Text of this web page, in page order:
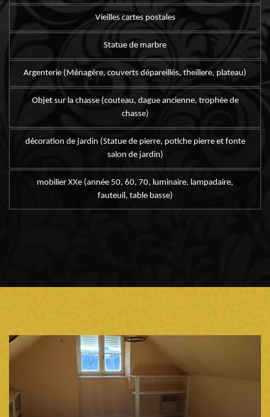
Vieilles cartes postales
Statue de marbre
Argenterie (Ménagère, couverts dépareillés, theillere, plateau)
Objet sur la chasse (couteau, dague ancienne, trophée de
chasse)
décoration de jardin (Statue de pierre, potiche pierre et fonte
salon de jardin)
mobilier XXe (année 50, 60, 70, luminaire, lampadaire,
fauteuil, table basse)